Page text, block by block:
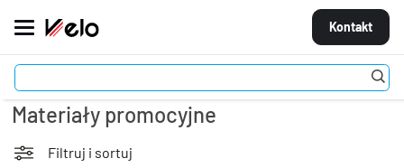
Kontakt
MARKI
ROWERY
Akcesoria
Materiały promocyjne
Filtruj i sortuj